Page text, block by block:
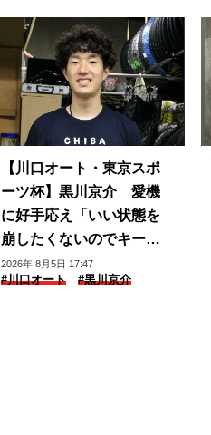
【川口オート・東京スポ
ーツ杯】黒川京介 愛機
に好手応え「いい状態を
崩したくないのでキープ
できるように」
2026年 8月5日 17:47
#川口オート #黒川京介